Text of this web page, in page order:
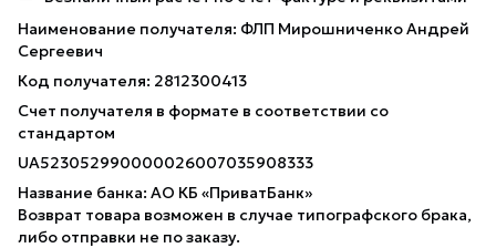
Наименование получателя: ФЛП Мирошниченко Андрей
Сергеевич
Код получателя: 2812300413
Счет получателя в формате в соответствии со
стандартом
UA523052990000026007035908333
Название банка: АО КБ «ПриватБанк»
Возврат товара возможен в случае типографского брака,
либо отправки не по заказу.